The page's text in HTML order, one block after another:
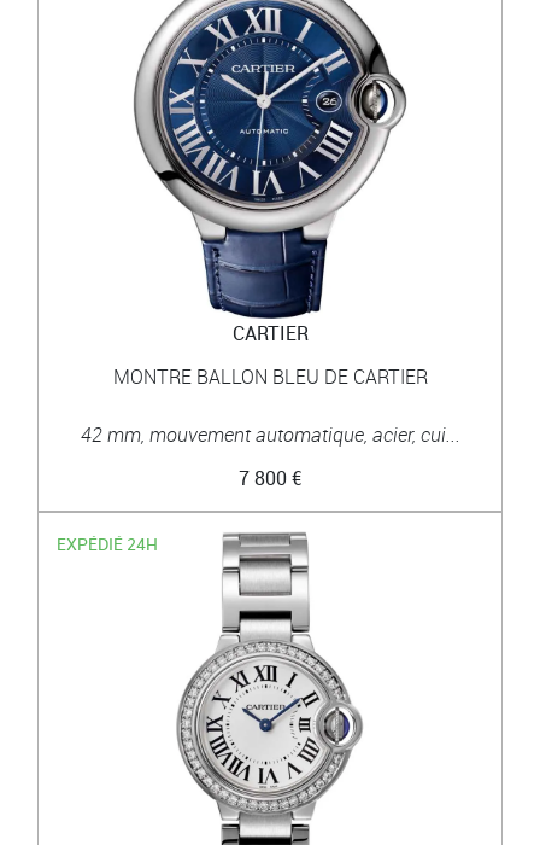
CARTIER
MONTRE BALLON BLEU DE CARTIER
42 mm, mouvement automatique, acier, cui...
7 800 €
EXPÉDIÉ 24H